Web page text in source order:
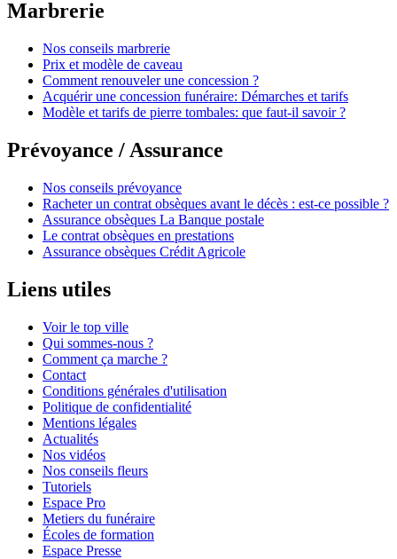
Marbrerie
Nos conseils marbrerie
Prix et modèle de caveau
Comment renouveler une concession ?
Acquérir une concession funéraire: Démarches et tarifs
Modèle et tarifs de pierre tombales: que faut-il savoir ?
Prévoyance / Assurance
Nos conseils prévoyance
Racheter un contrat obsèques avant le décès : est-ce possible ?
Assurance obsèques La Banque postale
Le contrat obsèques en prestations
Assurance obsèques Crédit Agricole
Liens utiles
Voir le top ville
Qui sommes-nous ?
Comment ça marche ?
Contact
Conditions générales d'utilisation
Politique de confidentialité
Mentions légales
Actualités
Nos vidéos
Nos conseils fleurs
Tutoriels
Espace Pro
Metiers du funéraire
Écoles de formation
Espace Presse